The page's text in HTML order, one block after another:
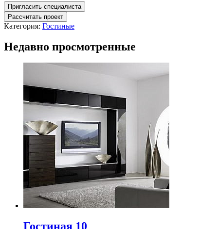
Пригласить специалиста
Рассчитать проект
Категория: Гостиные
Недавно просмотренные
Гостиная 10